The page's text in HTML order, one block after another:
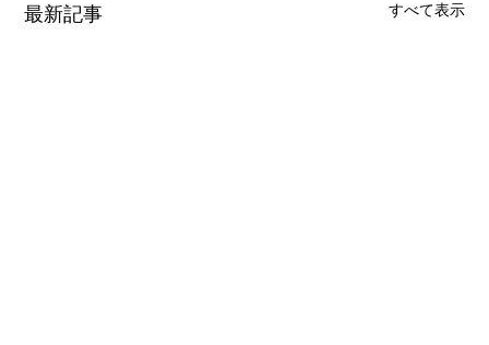
最新記事 すべて表示